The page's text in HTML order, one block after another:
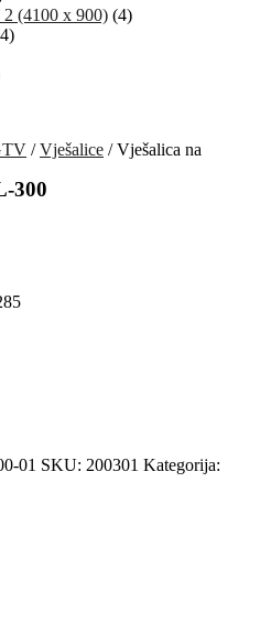
(4100 x 900) (4)
/Vješalice / Vješalica na
300
01 SKU: 200301 Kategorija: